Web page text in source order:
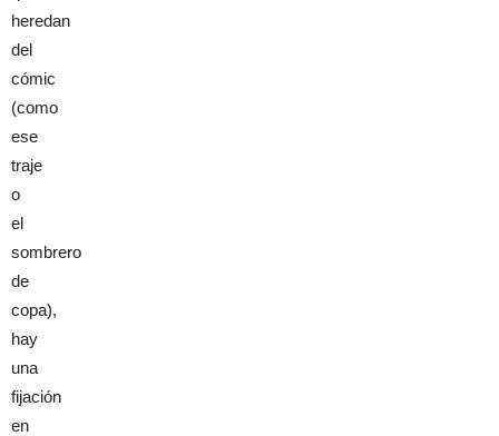
heredan
del
cómic
(como
ese
traje
o
el
sombrero
de
copa),
hay
una
fijación
en